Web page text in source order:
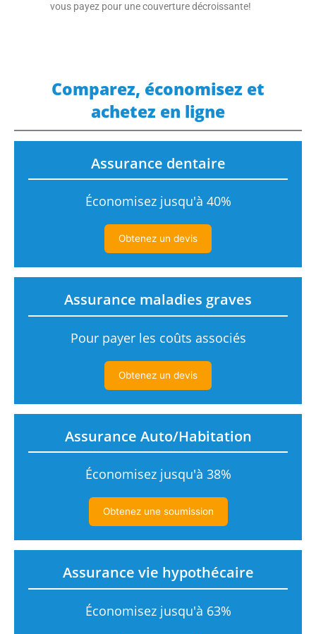
vous payez pour une couverture décroissante!
Comparez, économisez et
achetez en ligne
Assurance dentaire
Économisez jusqu'à 40%
Obtenez un devis
Assurance maladies graves
Pour payer les coûts associés
Obtenez un devis
Assurance Auto/Habitation
Économisez jusqu'à 38%
Obtenez une soumission
Assurance vie hypothécaire
Économisez jusqu'à 63%